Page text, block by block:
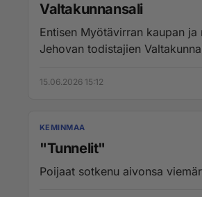
Valtakunnansali
Entisen Myötävirran kaupan
Jehovan todistajien
15.06.2026 15:12
KEMINMAA
"Tunnelit"
Poijaat sotkenu aivonsa